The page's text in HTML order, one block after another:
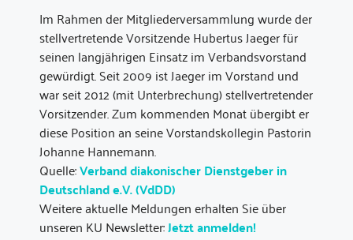
Im Rahmen der Mitgliederversammlung wurde der
stellvertretende Vorsitzende Hubertus Jaeger für
seinen langjährigen Einsatz im Verbandsvorstand
gewürdigt. Seit 2009 ist Jaeger im Vorstand und
war seit 2012 (mit Unterbrechung) stellvertretender
Vorsitzender. Zum kommenden Monat übergibt er
diese Position an seine Vorstandskollegin Pastorin
Johanne Hannemann.
Quelle:Verband diakonischer Dienstgeber in
Deutschland e.V. (VdDD)
Weitere aktuelle Meldungen erhalten Sie über
unseren KU Newsletter:Jetzt anmelden!